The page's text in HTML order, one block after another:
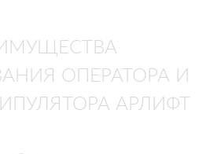
ОПЕРАТОРА И
АРЛИФТ